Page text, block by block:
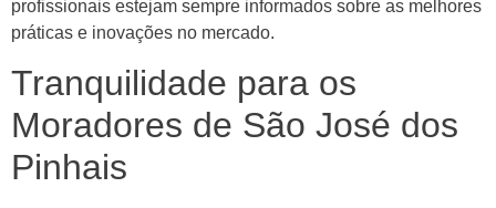
profissionais estejam sempre informados sobre as melhores
práticas e inovações no mercado.
Tranquilidade para os
Moradores de São José dos
Pinhais